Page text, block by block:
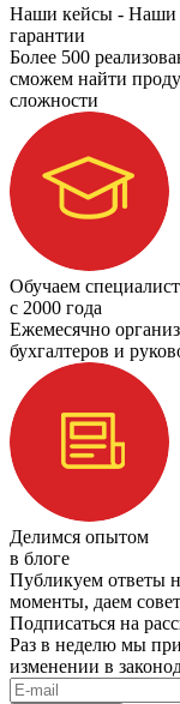
Наши кейсы - Наши
гарантии
Более 500
сможем найти
сложности
Обучаем
с 2000 года
Ежемесячно
бухгалтеров и
Делимся опытом
в блоге
Публикуем ответы
моменты, даем
Подписаться на
Раз в неделю мы
изменении в